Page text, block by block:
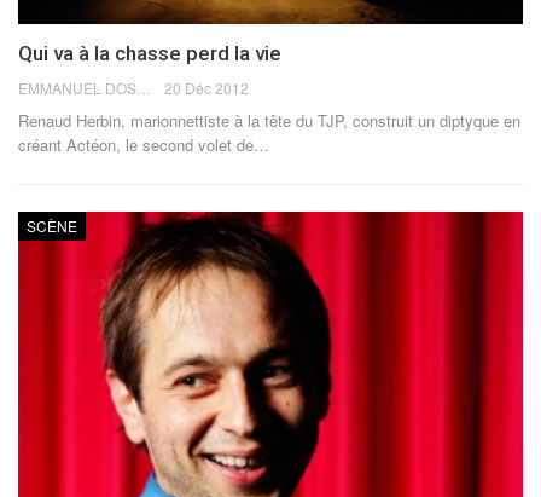
Qui va à la chasse perd la vie
20 Déc 2012
Renaud Herbin, marionnettiste à la tête du TJP, construit un diptyque en
créant Actéon, le second volet de…
SCÈNE